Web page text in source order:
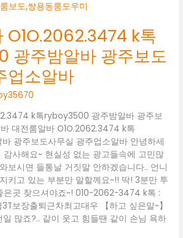
O1O.2062.3474 k톡
광주밤알바 광주보도
업소알바
k톡ryboy3500 광주밤알바 광주보
대전룸알바 O1O.2062.3474 k톡
광주보도사무실 광주업소알바 안녕하세
감사해요~ 현실성 없는 광고들속에 고민많
보시면 들통날 거짓말 안하겠습니다.. 언니
키고 있는 부분만 말할께요~!! 딱! 3분만 투
은곳 찾으셔야죠~! 010-2062-3474 k톡 :
보장출퇴근차최고대우 【하고 싶은말~】
많죠?.. 같이 웃고 힘들땐 같이 손님 욕하